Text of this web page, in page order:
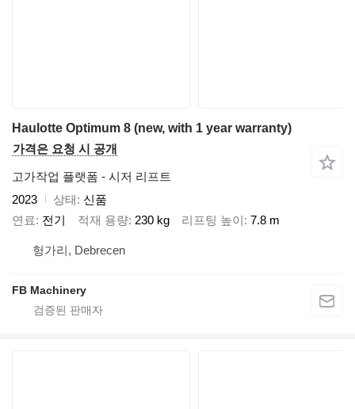
Haulotte Optimum 8 (new, with 1 year warranty)
가격은 요청 시 공개
고가작업 플랫폼 - 시저 리프트
2023
상태
신품
연료
전기 적재 용량 230 kg 리프팅 높이 7.8 m
헝가리, Debrecen
FB Machinery